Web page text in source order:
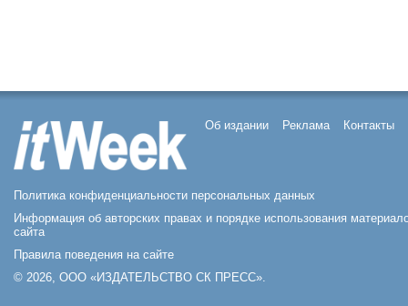
Об издании Реклама Контакты
Политика конфиденциальности персональных данных
Информация об авторских правах и порядке использования
сайта
Правила поведения на сайте
© 2026, ООО «ИЗДАТЕЛЬСТВО СК ПРЕСС».